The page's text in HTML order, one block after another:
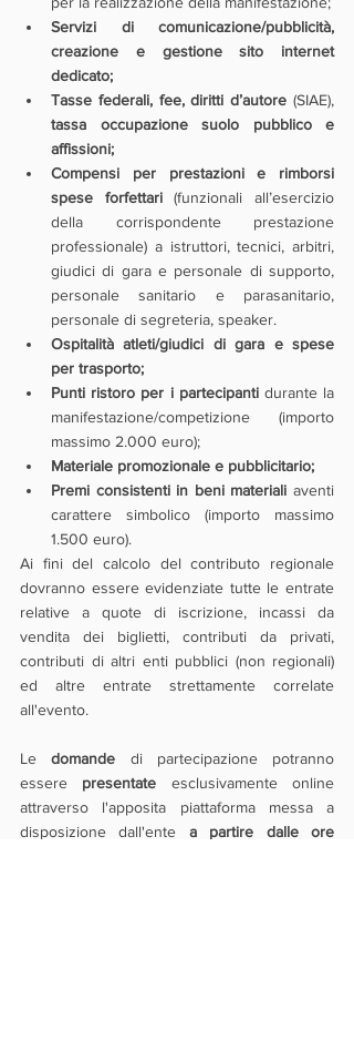
Servizi di comunicazione/pubblicità,
creazione e gestione sito internet
dedicato;
Tasse federali, fee, diritti d’autore (SIAE),
tassa occupazione suolo pubblico e
affissioni;
Compensi per prestazioni e rimborsi
spese forfettari (funzionali all’esercizio
della corrispondente prestazione
professionale) a istruttori, tecnici, arbitri,
giudici di gara e personale di supporto,
personale sanitario e parasanitario,
personale di segreteria, speaker.
Ospitalità atleti/giudici di gara e spese
per trasporto;
Punti ristoro per i partecipanti durante la
manifestazione/competizione (importo
massimo 2.000 euro);
Materiale promozionale e pubblicitario;
Premi consistenti in beni materiali aventi
carattere simbolico (importo massimo
1.500 euro).
Ai fini del calcolo del contributo regionale
dovranno essere evidenziate tutte le entrate
relative a quote di iscrizione, incassi da
vendita dei biglietti, contributi da privati,
contributi di altri enti pubblici (non regionali)
ed altre entrate strettamente correlate
all'evento.
Le domande di partecipazione potranno
essere presentate esclusivamente online
attraverso l'apposita piattaforma messa a
disposizione dall'ente a partire dalle ore